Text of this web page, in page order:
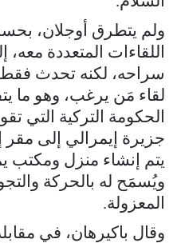
ولم يتطرق أوجلان،
اللقاءات المتعددة
سراحه، لكنه تحدث
لقاء مَن يرغب، وهو ما
الحكومة التركية التي
جزيرة إيمرالي إلى مقر
يتم إنشاء منزل ومكتب
ويُسمَح له بالحركة
المعزولة.
وقال باكيرهان، في